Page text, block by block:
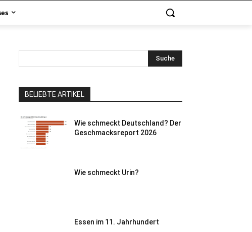
Suche
BELIEBTE ARTIKEL
Wie schmeckt Deutschland? Der
Geschmacksreport 2026
Wie schmeckt Urin?
Essen im 11. Jahrhundert